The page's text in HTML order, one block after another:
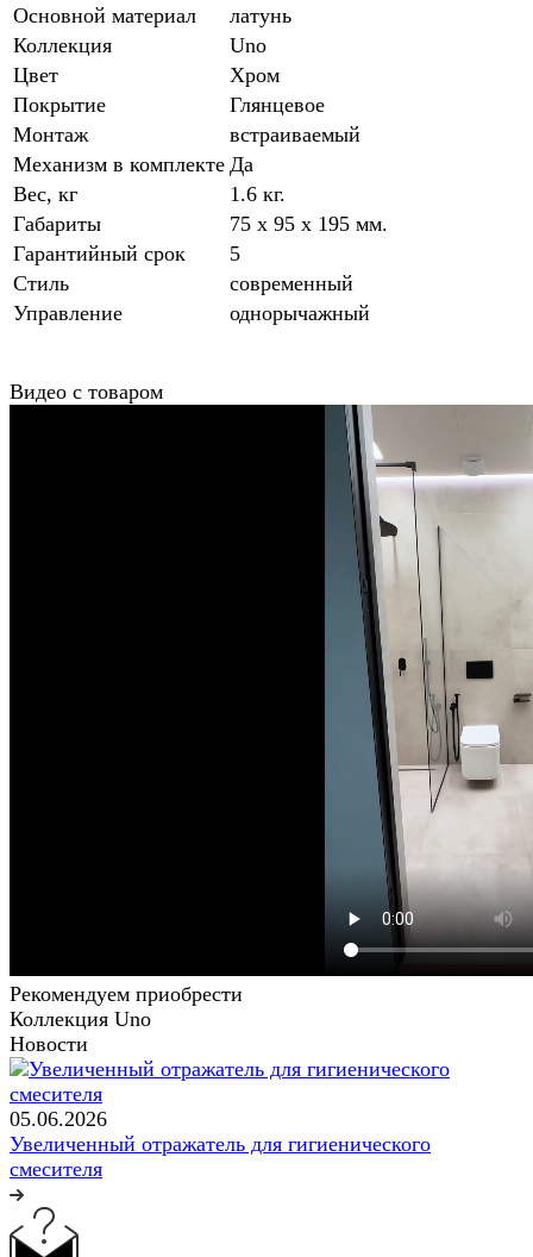
Основной материал
латунь
Коллекция
Uno
Цвет
Хром
Покрытие
Глянцевое
Монтаж
встраиваемый
Механизм в комплекте Да
Вес, кг
1.6 кг.
Габариты
75 x 95 x 195 мм.
Гарантийный срок
5
Стиль
современный
Управление
однорычажный
Видео с товаром
Рекомендуем приобрести
Коллекция Uno
Новости
05.06.2026
Увеличенный отражатель для гигиенического
смесителя